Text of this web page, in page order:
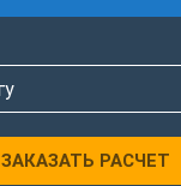
ЗАКАЗАТЬ РАСЧЕТ